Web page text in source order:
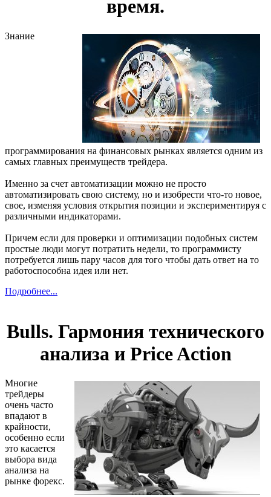
время.
Знание
программирования на финансовых рынках является одним из
самых главных преимуществ трейдера.
Именно за счет автоматизации можно не просто
автоматизировать свою систему, но и изобрести что-то новое,
свое, изменяя условия открытия позиции и экспериментируя с
различными индикаторами.
Причем если для проверки и оптимизации подобных систем
простые люди могут потратить недели, то программисту
потребуется лишь пару часов для того чтобы дать ответ на то
работоспособна идея или нет.
Подробнее...
Bulls. Гармония технического
анализа и Price Action
Многие
трейдеры
очень часто
впадают в
крайности,
особенно если
это касается
выбора вида
анализа на
рынке форекс.